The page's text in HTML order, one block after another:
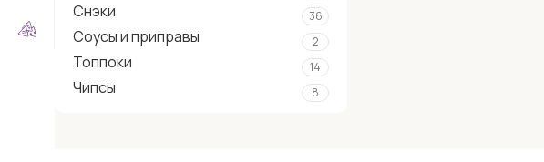
Снэки 36
Соусы и приправы 2
Топпоки 14
Чипсы 8